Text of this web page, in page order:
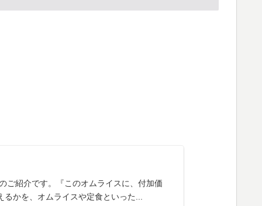
ご紹介です。『このオムライスに、付加価
かを、オムライスや定食といった...